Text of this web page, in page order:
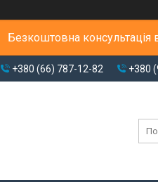
Безкоштовна консультація
+380 (66) 787-12-82 +380